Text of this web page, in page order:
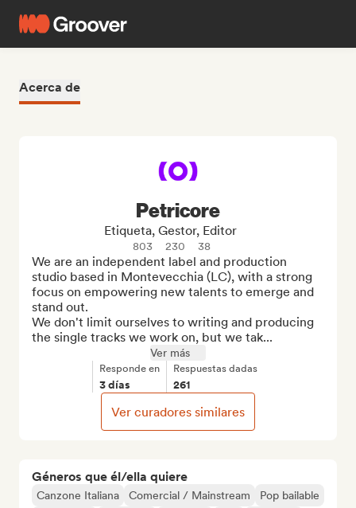
Acerca de
Géneros que él/ella quiere
Canzone Italiana Comercial / Mainstream
Pop bailable
Petricore
Etiqueta, Gestor, Editor
803 230 38
We are an independent label and production
studio based in Montevecchia (LC), with a strong
focus on empowering new talents to emerge and
stand out.
We don't limit ourselves to writing and producing
the single tracks we work on, but we tak...
Ver más
Responde en
3 días
Respuestas dadas
261
Ver curadores similares